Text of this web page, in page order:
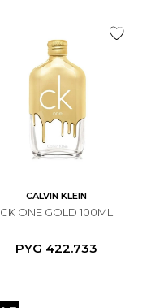
CALVIN KLEIN
CK ONE GOLD 100ML
PYG 422.733